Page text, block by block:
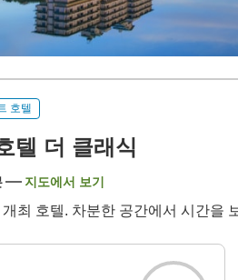
호텔
텔 더 클래식
지도에서 보기
최 호텔. 차분한 공간에서 시간을